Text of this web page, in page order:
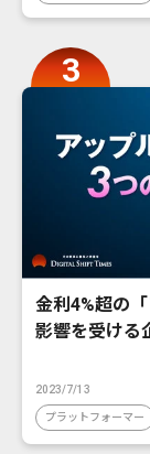
金利4%超の
影響を受ける
2023/7/13
プラットフォーマー